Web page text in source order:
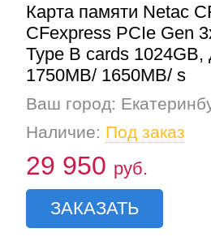
Карта памяти Netac
CFexpress PCIe Gen
Type B cards 1024GB,
1750MB/ 1650MB/ s
Ваш город:
Наличие: Под заказ
29 950 руб.
ЗАКАЗАТЬ